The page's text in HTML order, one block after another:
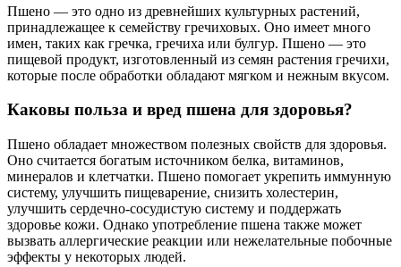
Пшено — это одно из древнейших культурных растений,
принадлежащее к семейству гречиховых. Оно имеет много
имен, таких как гречка, гречиха или булгур. Пшено — это
пищевой продукт, изготовленный из семян растения гречихи,
которые после обработки обладают мягком и нежным вкусом.
Каковы польза и вред пшена для здоровья?
Пшено обладает множеством полезных свойств для здоровья.
Оно считается богатым источником белка, витаминов,
минералов и клетчатки. Пшено помогает укрепить иммунную
систему, улучшить пищеварение, снизить холестерин,
улучшить сердечно-сосудистую систему и поддержать
здоровье кожи. Однако употребление пшена также может
вызвать аллергические реакции или нежелательные побочные
эффекты у некоторых людей.